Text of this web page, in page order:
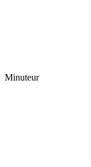
Minuteur